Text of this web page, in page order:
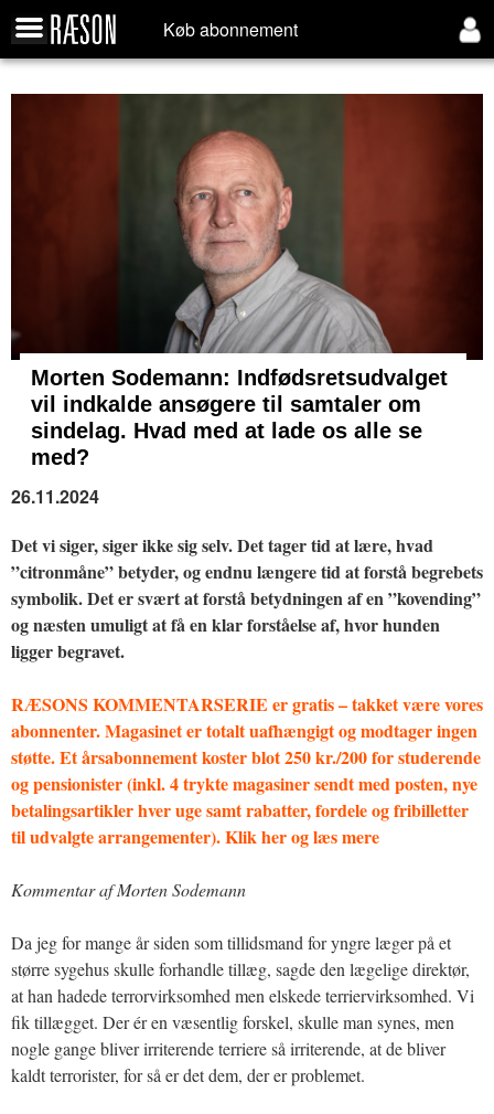
Køb abonnement
Morten Sodemann: Indfødsretsudvalget
vil indkalde ansøgere til samtaler om
sindelag. Hvad med at lade os alle se
med?
26.11.2024
Det vi siger, siger ikke sig selv. Det tager tid at lære, hvad
”citronmåne” betyder, og endnu længere tid at forstå begrebets
symbolik. Det er svært at forstå betydningen af en ”kovending”
og næsten umuligt at få en klar forståelse af, hvor hunden
ligger begravet.
RÆSONS KOMMENTARSERIE er gratis – takket være vores
abonnenter. Magasinet er totalt uafhængigt og modtager ingen
støtte. Et årsabonnement koster blot 250 kr./200 for studerende
og pensionister (inkl. 4 trykte magasiner sendt med posten, nye
betalingsartikler hver uge samt rabatter, fordele og fribilletter
til udvalgte arrangementer). Klik her og læs mere
Kommentar af Morten Sodemann
Da jeg for mange år siden som tillidsmand for yngre læger på et
større sygehus skulle forhandle tillæg, sagde den lægelige direktør,
at han hadede terrorvirksomhed men elskede terriervirksomhed. Vi
fik tillægget. Der ér en væsentlig forskel, skulle man synes, men
nogle gange bliver irriterende terriere så irriterende, at de bliver
kaldt terrorister, for så er det dem, der er problemet.